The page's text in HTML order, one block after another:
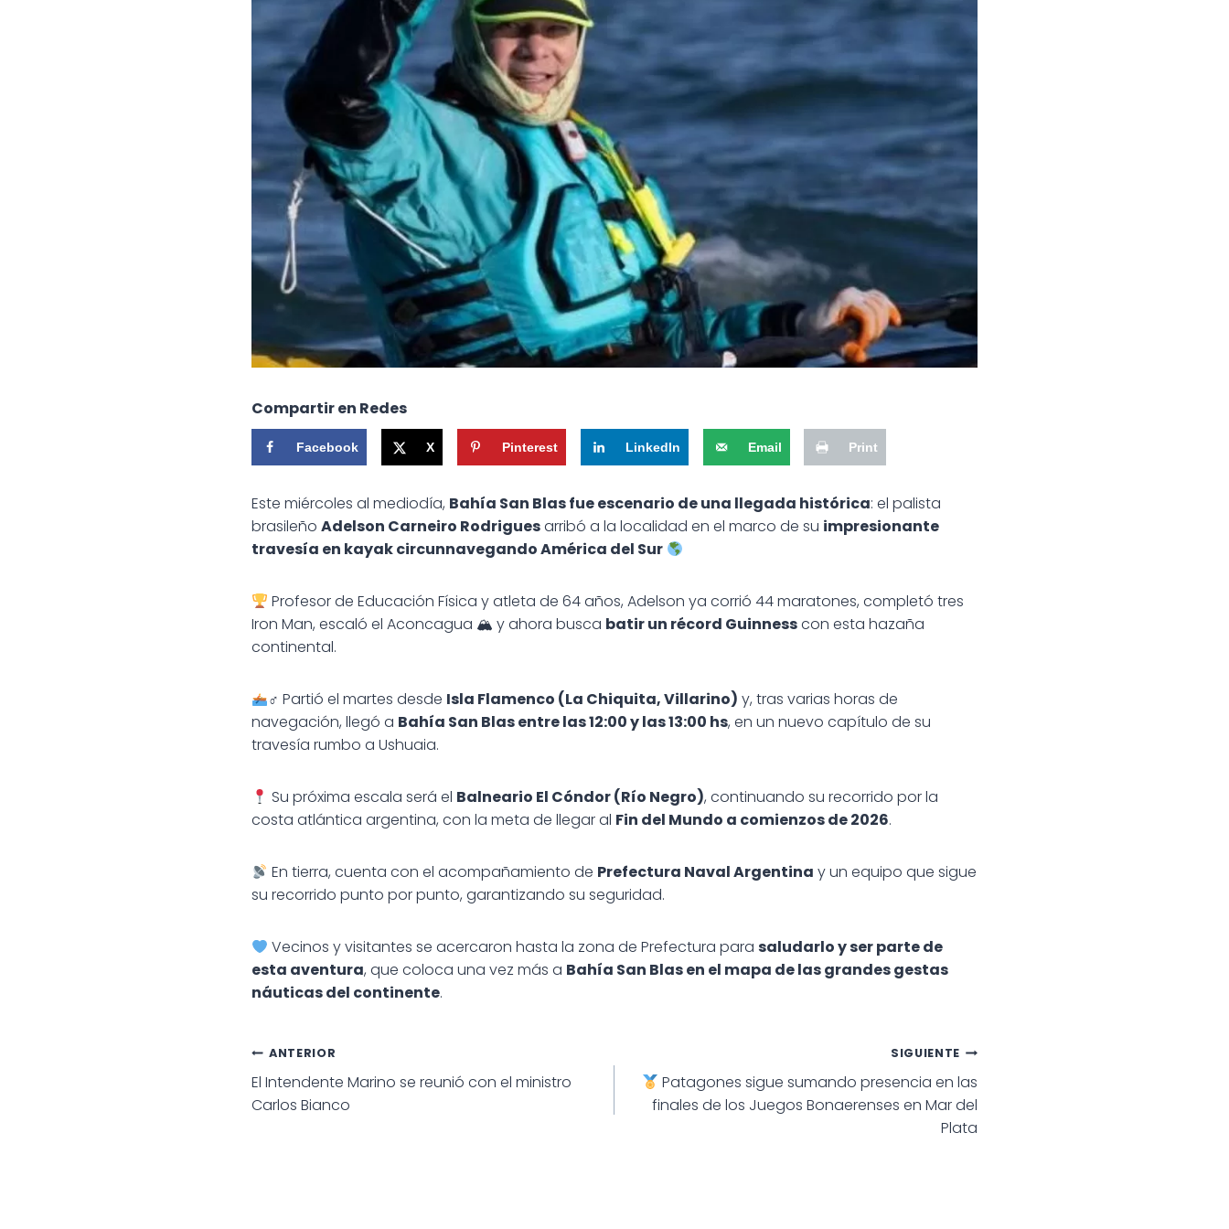
Compartir en Redes
Facebook X Pinterest LinkedIn Email Print
Este miércoles al mediodía, Bahía San Blas fue escenario de una llegada histórica: el palista
brasileño Adelson Carneiro Rodriguesarribó a la localidad en el marco de su impresionante
travesía en kayak circunnavegando América del Sur
Profesor de Educación Física y atleta de 64 años, Adelson ya corrió 44 maratones, completó tres
Iron Man, escaló el Aconcagua 🏔 y ahora busca batir un récord Guinnesscon esta hazaña
continental.
‍♂ Partió el martes desde Isla Flamenco (La Chiquita, Villarino) y, tras varias horas de
navegación, llegó a Bahía San Blas entre las 12:00 y las 13:00 hs, en un nuevo capítulo de su
travesía rumbo a Ushuaia.
Su próxima escala será el Balneario El Cóndor (Río Negro), continuando su recorrido por la
costa atlántica argentina, con la meta de llegar al Fin del Mundo a comienzos de 2026.
En tierra, cuenta con el acompañamiento de Prefectura Naval Argentina y un equipo que sigue
su recorrido punto por punto, garantizando su seguridad.
Vecinos y visitantes se acercaron hasta la zona de Prefectura parasaludarlo y ser parte de
esta aventura, que coloca una vez más a Bahía San Blas en el mapa de las grandes gestas
náuticas del continente.
Navegación
de
ANTERIOR
El Intendente Marino se reunió con el ministro
Carlos Bianco
SIGUIENTE
Patagones sigue sumando presencia en las
finales de los Juegos Bonaerenses en Mar del
Plata